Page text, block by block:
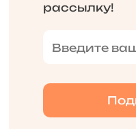
рассылку!